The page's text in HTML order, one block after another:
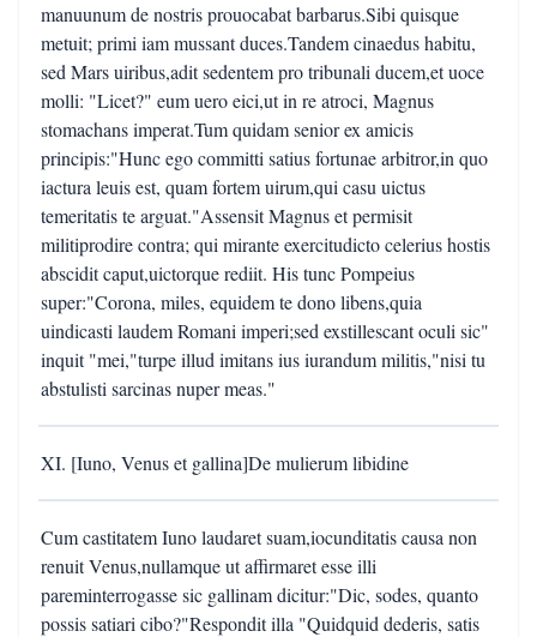
manuunum de nostris prouocabat barbarus.Sibi quisque
metuit; primi iam mussant duces.Tandem cinaedus habitu,
sed Mars uiribus,adit sedentem pro tribunali ducem,et uoce
molli: "Licet?" eum uero eici,ut in re atroci, Magnus
stomachans imperat.Tum quidam senior ex amicis
principis:"Hunc ego committi satius fortunae arbitror,in quo
iactura leuis est, quam fortem uirum,qui casu uictus
temeritatis te arguat."Assensit Magnus et permisit
militiprodire contra; qui mirante exercitudicto celerius hostis
abscidit caput,uictorque rediit. His tunc Pompeius
super:"Corona, miles, equidem te dono libens,quia
uindicasti laudem Romani imperi;sed exstillescant oculi sic"
inquit "mei,"turpe illud imitans ius iurandum militis,"nisi tu
abstulisti sarcinas nuper meas."
XI. [Iuno, Venus et gallina]De mulierum libidine
Cum castitatem Iuno laudaret suam,iocunditatis causa non
renuit Venus,nullamque ut affirmaret esse illi
pareminterrogasse sic gallinam dicitur:"Dic, sodes, quanto
possis satiari cibo?"Respondit illa "Quidquid dederis, satis